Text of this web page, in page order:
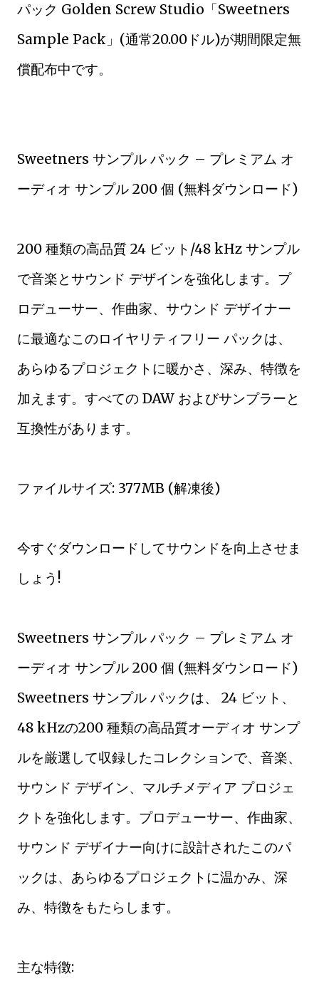
パック Golden Screw Studio「Sweetners
Sample Pack」(通常20.00ドル)が期間限定無
償配布中です。
Sweetners サンプル パック – プレミアム オ
ーディオ サンプル 200 個 (無料ダウンロード)
200 種類の高品質 24 ビット/48 kHz サンプル
で音楽とサウンド デザインを強化します。プ
ロデューサー、作曲家、サウンド デザイナー
に最適なこのロイヤリティフリー パックは、
あらゆるプロジェクトに暖かさ、深み、特徴を
加えます。すべての DAW およびサンプラーと
互換性があります。
ファイルサイズ: 377MB (解凍後)
今すぐダウンロードしてサウンドを向上させま
しょう!
Sweetners サンプル パック – プレミアム オ
ーディオ サンプル 200 個 (無料ダウンロード)
Sweetners サンプル パックは、 24 ビット、
48 kHzの200 種類の高品質オーディオ サンプ
ルを厳選して収録したコレクションで、音楽、
サウンド デザイン、マルチメディア プロジェ
クトを強化します。プロデューサー、作曲家、
サウンド デザイナー向けに設計されたこのパ
ックは、あらゆるプロジェクトに温かみ、深
み、特徴をもたらします。
主な特徴: